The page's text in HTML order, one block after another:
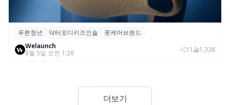
푸른청년, 성장기 아동 발 건강 위한 ‘닥터포
디 키즈 인솔’ 출시
푸른청년 닥터포디키즈인솔
풋케어브랜드
Welaunch
8월 5일 오전 1:28
11 1,338
더보기